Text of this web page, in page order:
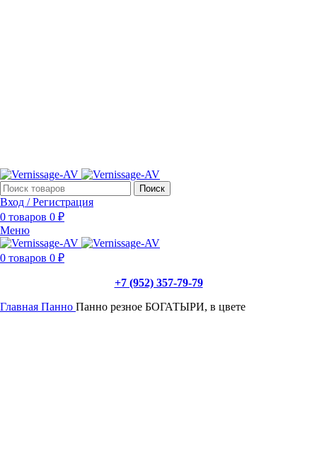
Поиск
Вход / Регистрация
0 товаров 0 ₽
Меню
0 товаров 0 ₽
+7 (952) 357-79-79
Главная Панно Панно резное БОГАТЫРИ, в цвете